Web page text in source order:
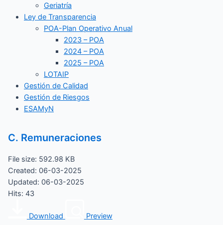
Geriatría
Ley de Transparencia
POA-Plan Operativo Anual
2023 – POA
2024 – POA
2025 – POA
LOTAIP
Gestión de Calidad
Gestión de Riesgos
ESAMyN
C. Remuneraciones
File size: 592.98 KB
Created: 06-03-2025
Updated: 06-03-2025
Hits: 43
Download Preview